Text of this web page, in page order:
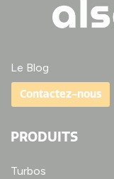
Le Blog
Contactez-nous
PRODUITS
Turbos